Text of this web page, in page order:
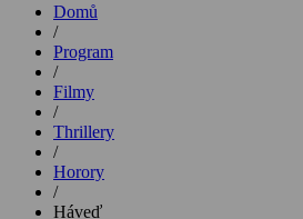
Domů
/
Program
/
Filmy
/
Thrillery
/
Horory
/
Háveď